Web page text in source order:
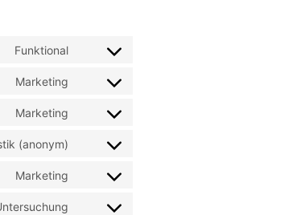
Funktional
Marketing
Marketing
(anonym)
Marketing